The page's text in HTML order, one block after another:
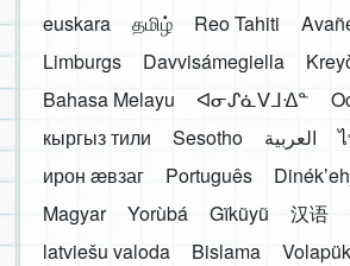
euskara
தமிழ் Reo Tahiti
Limburgs
Davvisámegiella
Bahasa Melayu
ᐊᓂᔑᓈᐯᒧᐎᓐ
кыргыз тили
Sesotho العربية
ирон æвзаг
Português
Magyar
Yorùbá Gĩkũyũ 汉语
latviešu valoda
Bislama Volapük